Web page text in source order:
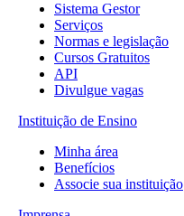
Sistema Gestor
Serviços
Normas e legislação
Cursos Gratuitos
API
Divulgue vagas
Instituição de Ensino
Minha área
Benefícios
Associe sua instituição